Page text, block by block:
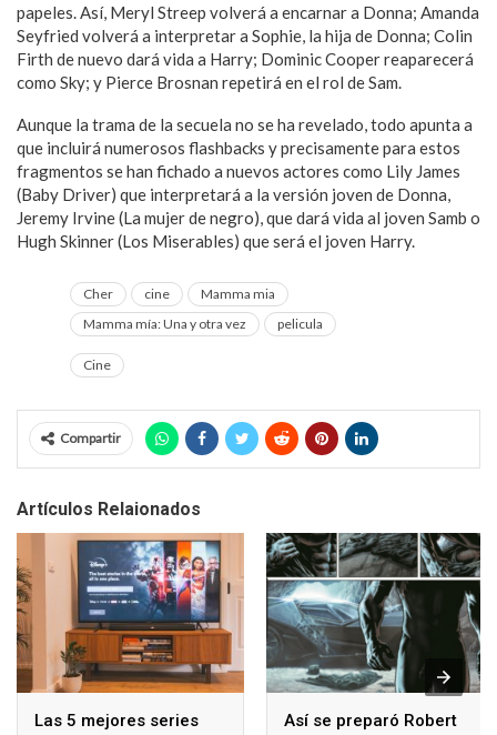
papeles. Así, Meryl Streep volverá a encarnar a Donna; Amanda
Seyfried volverá a interpretar a Sophie, la hija de Donna; Colin
Firth de nuevo dará vida a Harry; Dominic Cooper reaparecerá
como Sky; y Pierce Brosnan repetirá en el rol de Sam.
Aunque la trama de la secuela no se ha revelado, todo apunta a
que incluirá numerosos flashbacks y precisamente para estos
fragmentos se han fichado a nuevos actores como Lily James
(Baby Driver) que interpretará a la versión joven de Donna,
Jeremy Irvine (La mujer de negro), que dará vida al joven Samb o
Hugh Skinner (Los Miserables) que será el joven Harry.
Cher cine
Mamma mia
Mamma mía: Una y otra vez
pelicula
Cine
Compartir
Artículos Relaionados
Las 5 mejores series
Así se preparó Robert